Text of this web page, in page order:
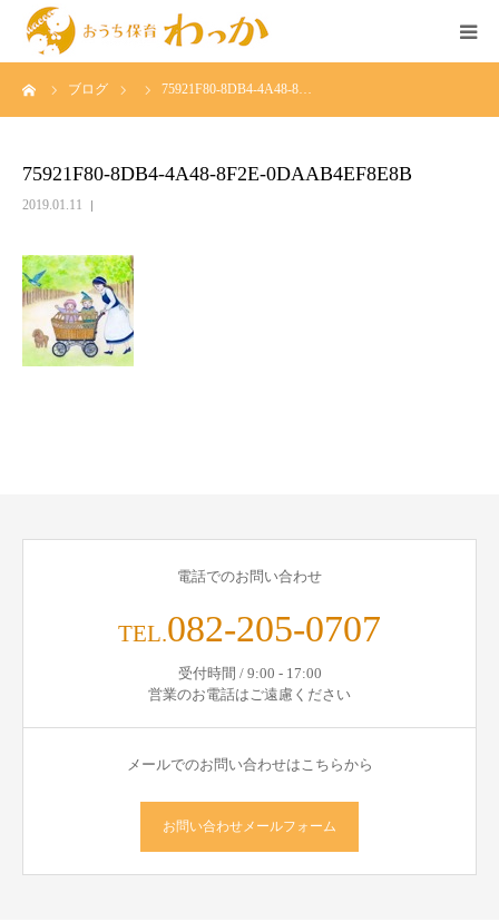
ブログ 75921F80-8DB4-4A48-8…
75921F80-8DB4-4A48-8F2E-0DAAB4EF8E8B
2019.01.11
電話でのお問い合わせ
TEL.082-205-0707
受付時間 / 9:00 - 17:00
営業のお電話はご遠慮ください
メールでのお問い合わせはこちらから
お問い合わせメールフォーム
TOP
法人様の託児
広島のベビーシッター求人